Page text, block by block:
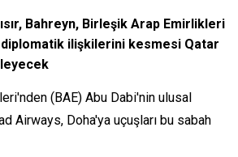
Bahreyn, Birleşik Arap Emirlikleri
ilişkilerini kesmesi Qatar
(BAE) Abu Dabi'nin ulusal
Airways, Doha'ya uçuşları bu sabah